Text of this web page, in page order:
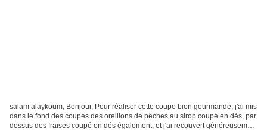
salam alaykoum, Bonjour, Pour réaliser cette coupe bien gourmande, j'ai mis
dans le fond des coupes des oreillons de pêches au sirop coupé en dés, par
dessus des fraises coupé en dés également, et j'ai recouvert généreusement